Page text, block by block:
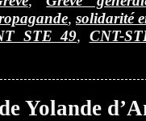
, solidarité
STE 49, CNT-
Yolande